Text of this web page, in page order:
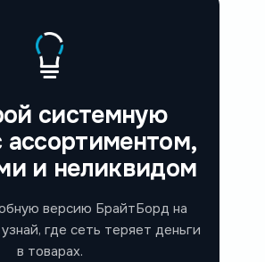
системную
ассортиментом,
и неликвидом
версию БрайтБорд на
где сеть теряет деньги
в товарах.